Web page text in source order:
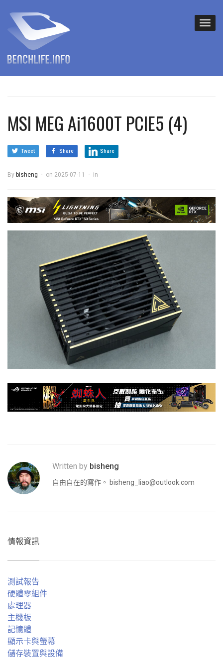
MSI MEG Ai1600T PCIE5 (4)
Tweet Share Share
By bisheng on 2025-07-11 in
Written by bisheng
自由自在的寫作。 bisheng_liao@outlook.com
情報資訊
測試報告
硬體零組件
處理器
主機板
記憶體
顯示卡與螢幕
儲存裝置與設備